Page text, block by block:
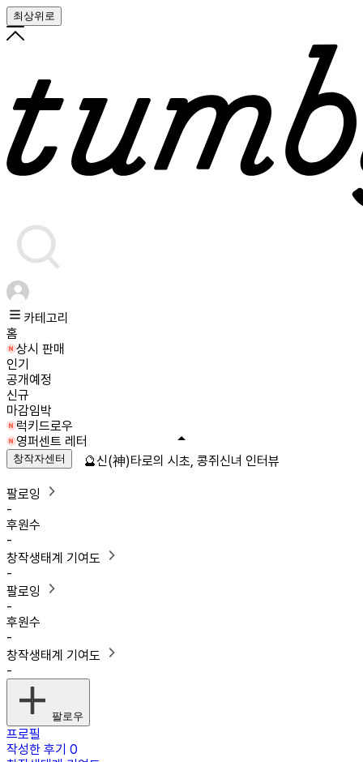
최상위로
카테고리
홈
상시 판매
인기
공개예정
신규
마감임박
럭키드로우
영퍼센트 레터
창작자센터
팔로잉
-
후원수
-
창작생태계 기여도
-
팔로잉
-
후원수
-
창작생태계 기여도
-
팔로우
프로필
작성한 후기 0
🔮신(神)타로의 시초, 콩쥐신녀 인터뷰